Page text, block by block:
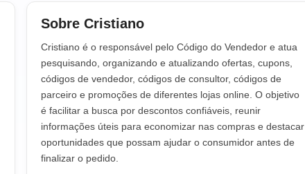
Sobre Cristiano
Cristiano é o responsável pelo Código do Vendedor e atua
pesquisando, organizando e atualizando ofertas, cupons,
códigos de vendedor, códigos de consultor, códigos de
parceiro e promoções de diferentes lojas online. O objetivo
é facilitar a busca por descontos confiáveis, reunir
informações úteis para economizar nas compras e destacar
oportunidades que possam ajudar o consumidor antes de
finalizar o pedido.